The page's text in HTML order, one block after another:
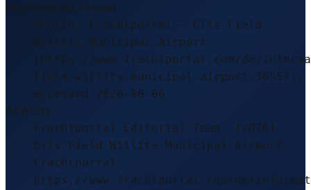
Empfohlenes Format
Source: Frachtportal – Ells Field
Willits Municipal Airport
(https://www.frachtportal.com/de/
field-willits-municipal-airport-36557),
accessed 2026-08-06
APA-Stil
Frachtportal Editorial Team. (2026).
Ells Field Willits Municipal Airport.
Frachtportal.
https://www.frachtportal.com/de/